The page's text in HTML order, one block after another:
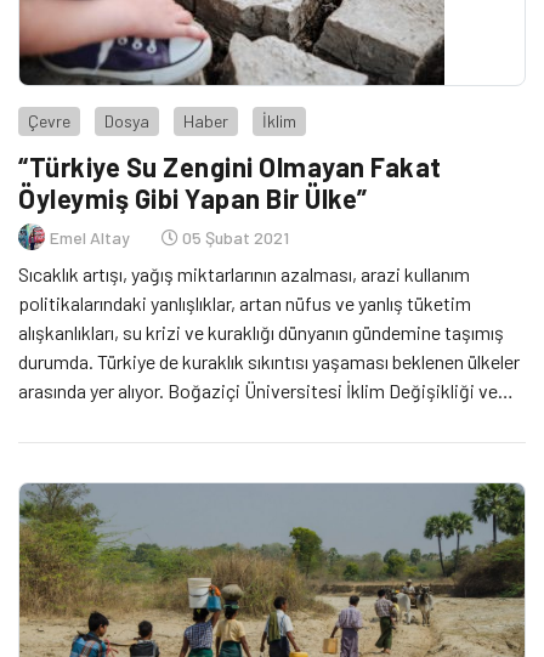
Çevre Dosya Haber İklim
“Türkiye Su Zengini Olmayan Fakat
Öyleymiş Gibi Yapan Bir Ülke”
Emel Altay 05 Şubat 2021
Sıcaklık artışı, yağış miktarlarının azalması, arazi kullanım
politikalarındaki yanlışlıklar, artan nüfus ve yanlış tüketim
alışkanlıkları, su krizi ve kuraklığı dünyanın gündemine taşımış
durumda. Türkiye de kuraklık sıkıntısı yaşaması beklenen ülkeler
arasında yer alıyor. Boğaziçi Üniversitesi İklim Değişikliği ve
TEMA Vakfı Bilim Kurulu Üyesi Murat Türkeş, su ve kuraklık
yönetimi üzerine değerlendirmelerde bulunurken, Türkiye'nin su
zengini olmadığını ancak öyleymiş gibi davrandığını söylüyor.